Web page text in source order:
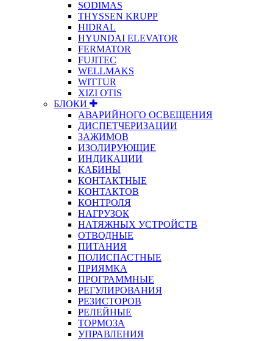
SODIMAS
THYSSEN KRUPP
HIDRAL
HYUNDAI ELEVATOR
FERMATOR
FUJITEC
WELLMAKS
WITTUR
XIZI OTIS
БЛОКИ
АВАРИЙНОГО ОСВЕЩЕНИЯ
ДИСПЕТЧЕРИЗАЦИИ
ЗАЖИМОВ
ИЗОЛИРУЮЩИЕ
ИНДИКАЦИИ
КАБИНЫ
КОНТАКТНЫЕ
КОНТАКТОВ
КОНТРОЛЯ
НАГРУЗОК
НАТЯЖНЫХ УСТРОЙСТВ
ОТВОДНЫЕ
ПИТАНИЯ
ПОЛИСПАСТНЫЕ
ПРИЯМКА
ПРОГРАММНЫЕ
РЕГУЛИРОВАНИЯ
РЕЗИСТОРОВ
РЕЛЕЙНЫЕ
ТОРМОЗА
УПРАВЛЕНИЯ